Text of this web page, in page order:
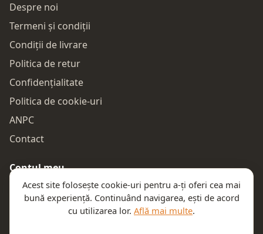
Despre noi
Termeni și condiții
Condiții de livrare
Politica de retur
Confidențialitate
Politica de cookie-uri
ANPC
Contact
Contul meu
Autentificare
Comenzile mele
Acest site folosește cookie-uri pentru a-ți oferi cea mai
bună experiență. Continuând navigarea, ești de acord
cu utilizarea lor. Află mai multe.